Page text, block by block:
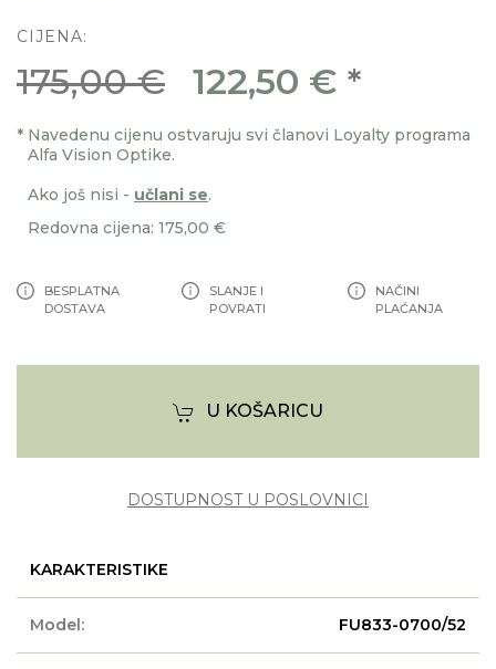
CIJENA:
175,00 € 122,50 € *
* Navedenu cijenu ostvaruju svi članovi Loyalty programa
Alfa Vision Optike.
Ako još nisi - učlani se.
Redovna cijena: 175,00 €
BESPLATNA
DOSTAVA
SLANJE I
POVRATI
NAČINI
PLAĆANJA
U KOŠARICU
DOSTUPNOST U POSLOVNICI
KARAKTERISTIKE
Model: FU833-0700/52